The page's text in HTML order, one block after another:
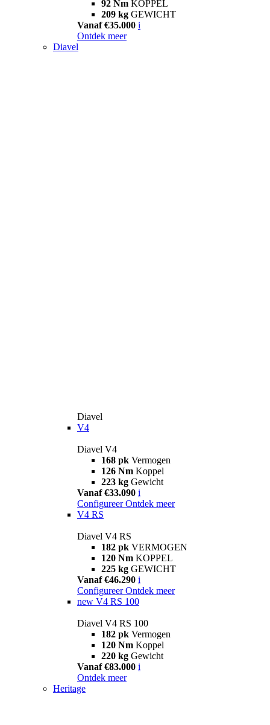
92 Nm KOPPEL
209 kg GEWICHT
Vanaf €35.000 i
Ontdek meer
Diavel
Diavel
V4
Diavel V4
168 pk Vermogen
126 Nm Koppel
223 kg Gewicht
Vanaf €33.090 i
Configureer Ontdek meer
V4 RS
Diavel V4 RS
182 pk VERMOGEN
120 Nm KOPPEL
225 kg GEWICHT
Vanaf €46.290 i
Configureer Ontdek meer
new V4 RS 100
Diavel V4 RS 100
182 pk Vermogen
120 Nm Koppel
220 kg Gewicht
Vanaf €83.000 i
Ontdek meer
Heritage